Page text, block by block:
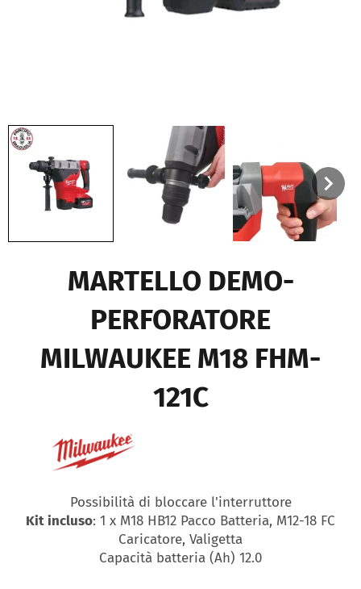
MARTELLO DEMO-
PERFORATORE
MILWAUKEE M18 FHM-
121C
Possibilità di bloccare l'interruttore
Kit incluso: 1 x M18 HB12 Pacco Batteria, M12-18 FC
Caricatore, Valigetta
Capacità batteria (Ah) 12.0